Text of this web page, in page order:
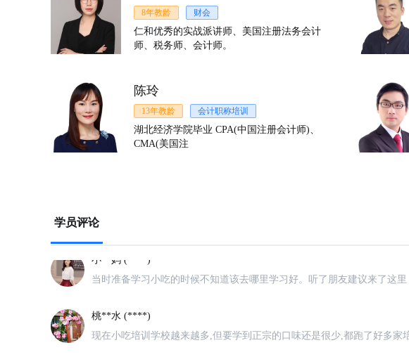
8年教龄 财会
仁和优秀的实战派讲师、美国注册法务会计
师、税务师、会计师。
陈玲
13年教龄 会计职称培训
湖北经济学院毕业 CPA(中国注册会计师)、
CMA(美国注
学员评论
我有很多朋友在那学习，他们都说很不错，老师教学很细心，自己在那亲
后服务也很好，还会教些开店知识。总体很不错，有机会大家可以去看一
湾* (****)
我去过，食为先服务态度挺好的，口味也很正宗。如果想学小吃制作，可
对好吃。
当时准备学习小吃的时候不知道该去哪里学习好。听了朋友建议来了这
现在小吃培训学校越来越多,但要学到正宗的口味还是很少,都跑了好多家
学习,经过几天的学习，师傅手把手的教我，真正学到了技术,最近我的店